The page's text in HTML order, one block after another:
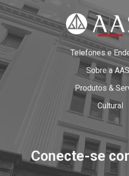
Telefones e
Sobre a
Produtos &
Cultural
Conecte-se